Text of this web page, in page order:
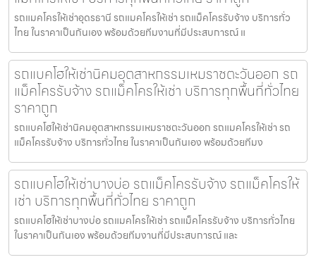
รถแมคโครให้เช่าอุดรธานี รถแมคโครให้เช่า รถแม็คโครรับจ้าง บริการทั่ว
ไทย ในราคาเป็นกันเอง พร้อมด้วยทีมงานที่มีประสบการณ์ แ
รถแบคโฮให้เช่านิคมอุตสาหกรรมเหมราชตะวันออก รถ
แม็คโครรับจ้าง รถแม็คโครให้เช่า บริการทุกพื้นที่ทั่วไทย
ราคาถูก
รถแบคโฮให้เช่านิคมอุตสาหกรรมเหมราชตะวันออก รถแมคโครให้เช่า รถ
แม็คโครรับจ้าง บริการทั่วไทย ในราคาเป็นกันเอง พร้อมด้วยทีมง
รถแบคโฮให้เช่าบางบ่อ รถแม็คโครรับจ้าง รถแม็คโครให้
เช่า บริการทุกพื้นที่ทั่วไทย ราคาถูก
รถแบคโฮให้เช่าบางบ่อ รถแมคโครให้เช่า รถแม็คโครรับจ้าง บริการทั่วไทย
ในราคาเป็นกันเอง พร้อมด้วยทีมงานที่มีประสบการณ์ และ